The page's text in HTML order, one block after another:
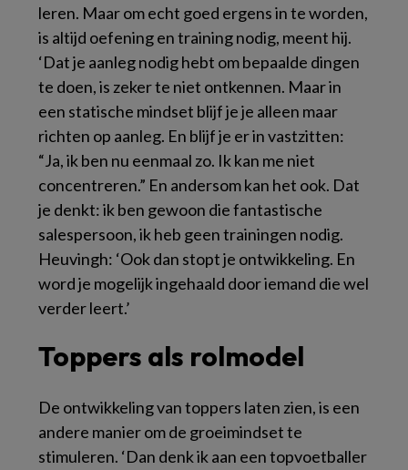
leren. Maar om echt goed ergens in te worden,
is altijd oefening en training nodig, meent hij.
‘Dat je aanleg nodig hebt om bepaalde dingen
te doen, is zeker te niet ontkennen. Maar in
een statische mindset blijf je je alleen maar
richten op aanleg. En blijf je er in vastzitten:
“Ja, ik ben nu eenmaal zo. Ik kan me niet
concentreren.” En andersom kan het ook. Dat
je denkt: ik ben gewoon die fantastische
salespersoon, ik heb geen trainingen nodig.
Heuvingh: ‘Ook dan stopt je ontwikkeling. En
word je mogelijk ingehaald door iemand die wel
verder leert.’
Toppers als rolmodel
De ontwikkeling van toppers laten zien, is een
andere manier om de groeimindset te
stimuleren. ‘Dan denk ik aan een topvoetballer